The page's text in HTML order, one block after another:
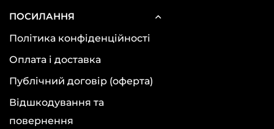
ПОСИЛАННЯ
Політика конфіденційності
Оплата і доставка
Публічний договір (оферта)
Відшкодування та
повернення